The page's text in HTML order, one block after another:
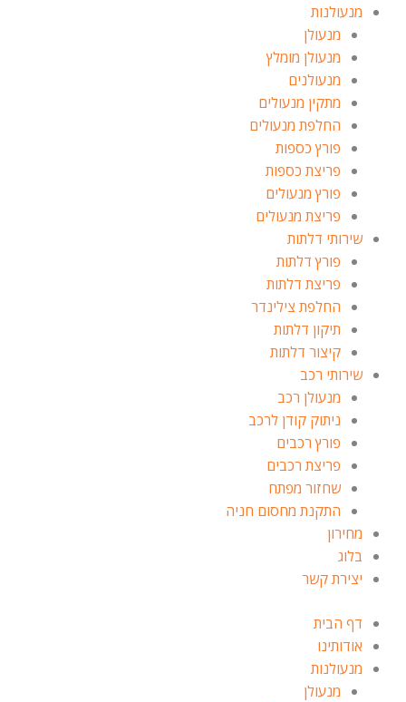
מנעולנות
מנעולן
מנעולן מומלץ
מנעולנים
מתקין מנעולים
החלפת מנעולים
פורץ כספות
פריצת כספות
פורץ מנעולים
פריצת מנעולים
שירותי דלתות
פורץ דלתות
פריצת דלתות
החלפת צילינדר
תיקון דלתות
קיצור דלתות
שירותי רכב
מנעולן רכב
ניתוק קודן לרכב
פורץ רכבים
פריצת רכבים
שחזור מפתח
התקנת מחסום חניה
מחירון
בלוג
יצירת קשר
דף הבית
אודותינו
מנעולנות
מנעולן